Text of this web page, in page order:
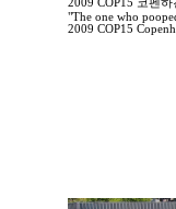
2009 COP15 코펜
"The one who
2009 COP15